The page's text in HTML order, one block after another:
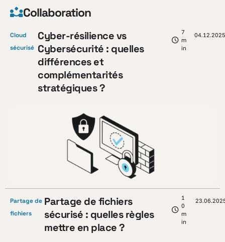
Collaboration
Cloud
sécurisé
Cyber-résilience vs
Cybersécurité : quelles
différences et
complémentarités
stratégiques ?
7
m
in
Partage de
fichiers
Partage de fichiers
sécurisé : quelles règles
mettre en place ?
1
0
m
in